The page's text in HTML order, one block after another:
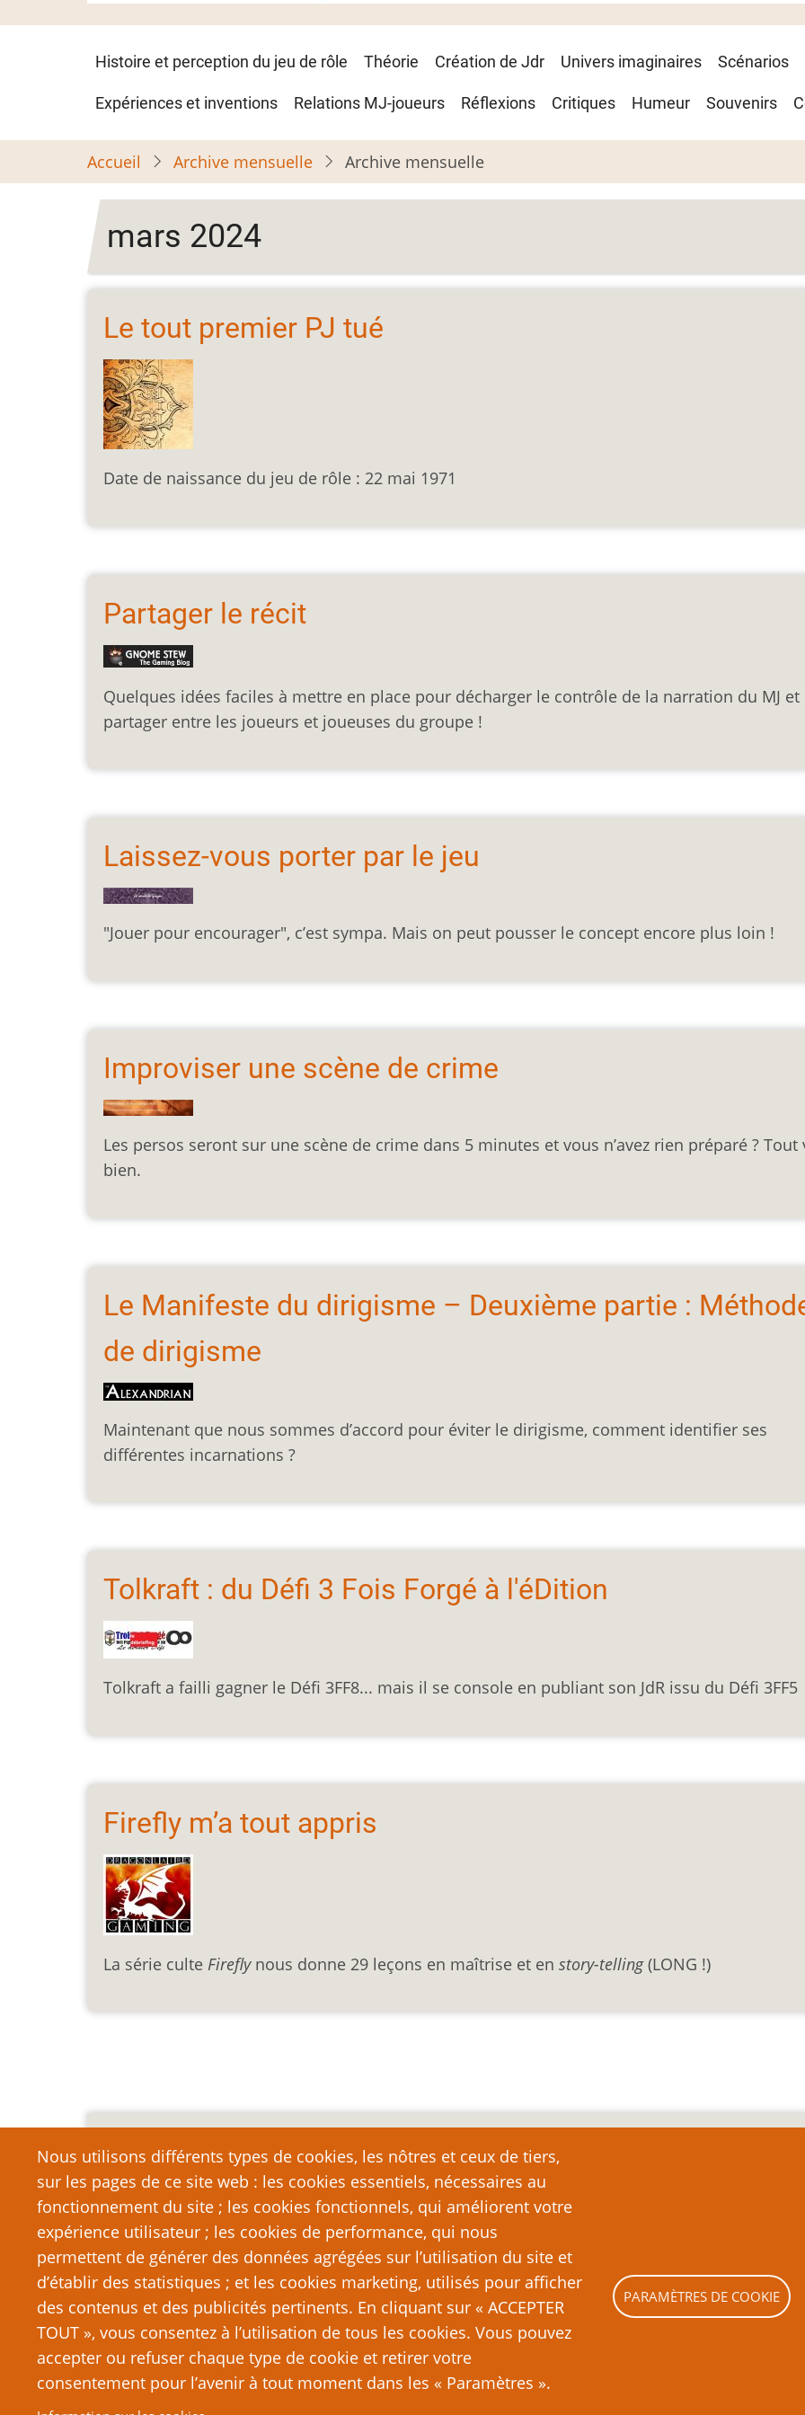
Navigation
principale
Histoire et perception du jeu de rôle Théorie Création de Jdr Univers imaginaires Scénarios
Expériences et inventions Relations MJ-joueurs Réflexions Critiques Humeur Souvenirs
Accueil Archive mensuelle Archive mensuelle
mars 2024
Le tout premier PJ tué
Date de naissance du jeu de rôle : 22 mai 1971
Partager le récit
Quelques idées faciles à mettre en place pour décharger le contrôle de la narration du MJ et
partager entre les joueurs et joueuses du groupe !
Laissez-vous porter par le jeu
"Jouer pour encourager", c’est sympa. Mais on peut pousser le concept encore plus loin !
Improviser une scène de crime
Les persos seront sur une scène de crime dans 5 minutes et vous n’avez rien préparé ? Tout
bien.
Le Manifeste du dirigisme – Deuxième partie :
de dirigisme
Maintenant que nous sommes d’accord pour éviter le dirigisme, comment identifier ses
différentes incarnations ?
Tolkraft : du Défi 3 Fois Forgé à l'éDition
Tolkraft a failli gagner le Défi 3FF8... mais il se console en publiant son JdR issu du Défi 3FF5
Firefly m’a tout appris
La série culte Fireflynous donne 29 leçons en maîtrise et en story-telling(LONG !)
Nous utilisons différents types de cookies, les nôtres et ceux de tiers,
sur les pages de ce site web : les cookies essentiels, nécessaires au
fonctionnement du site ; les cookies fonctionnels, qui améliorent votre
expérience utilisateur ; les cookies de performance, qui nous
permettent de générer des données agrégées sur l’utilisation du site et
d’établir des statistiques ; et les cookies marketing, utilisés pour afficher
des contenus et des publicités pertinents. En cliquant sur « ACCEPTER
TOUT », vous consentez à l’utilisation de tous les cookies. Vous pouvez
accepter ou refuser chaque type de cookie et retirer votre
consentement pour l’avenir à tout moment dans les « Paramètres ».
PARAMÈTRES DE COOKIE
Mention légale importante
Nous vous encourageons à faire un lien vers cette page plutôt que de la copier ailleurs, car toute reproduction
qui dépasse la longueur raisonnable d’une citation (c’est-à-dire, en règle générale, un ou deux
strictement interdite. Si vous reproduisez une grande partie ou la totalité du texte de cette page sans
de PTGPTB.fr, et que vous diffusez ladite copie publiquement (sites Web, blogs, forums, imprimés, etc.), vous
que vous commettez délibérément une violation des lois sur le droit d’auteur, c’est-à-dire un acte illégal
poursuites judiciaires.